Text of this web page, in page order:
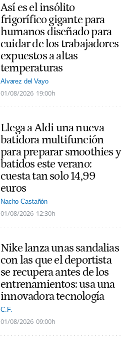
Así es el insólito
frigorífico gigante para
humanos diseñado para
cuidar de los trabajadores
expuestos a altas
temperaturas
Alvarez del Vayo
01/08/2026 19:00h
Llega a Aldi una nueva
batidora multifunción
para preparar smoothies y
batidos este verano:
cuesta tan solo 14,99
euros
Nacho Castañón
01/08/2026 12:30h
Nike lanza unas sandalias
con las que el deportista
se recupera antes de los
entrenamientos: usa una
innovadora tecnología
C.F.
01/08/2026 09:00h